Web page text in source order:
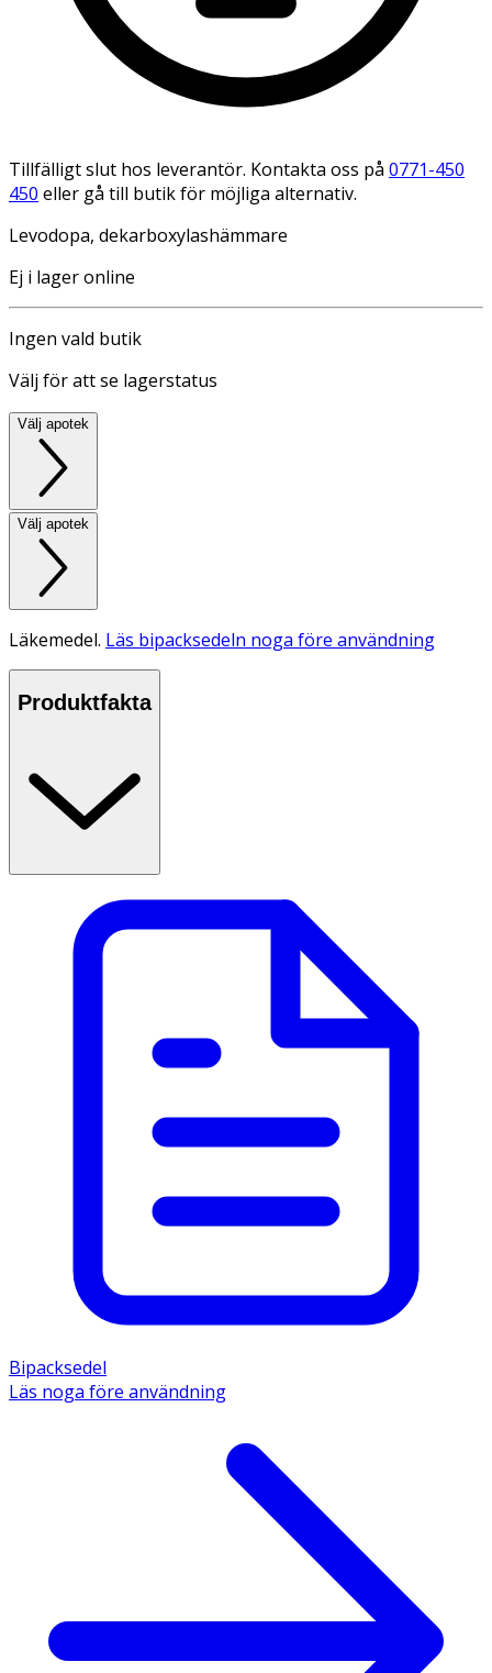
Tillfälligt slut hos leverantör. Kontakta oss på 0771-450
450 eller gå till butik för möjliga alternativ.
Levodopa, dekarboxylashämmare
Ej i lager online
Ingen vald butik
Välj för att se lagerstatus
Välj apotek
Välj apotek
Läkemedel. Läs bipacksedeln noga före användning
Produktfakta
Bipacksedel
Läs noga före användning